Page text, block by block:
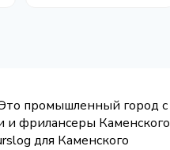
промышленный город с
и фрилансеры Каменского
для Каменского